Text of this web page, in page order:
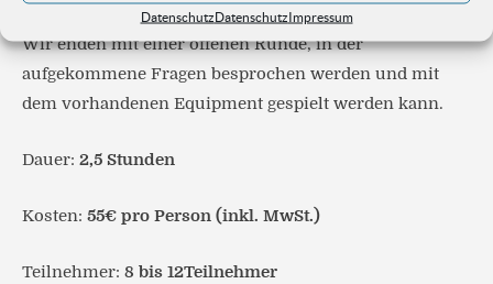
DatenschutzDatenschutzImpressum
Wir enden mit einer offenen Runde, in der
aufgekommene Fragen besprochen werden und mit
dem vorhandenen Equipment gespielt werden kann.
Dauer: 2,5 Stunden
Kosten: 55€ pro Person (inkl. MwSt.)
Teilnehmer: 8 bis 12Teilnehmer